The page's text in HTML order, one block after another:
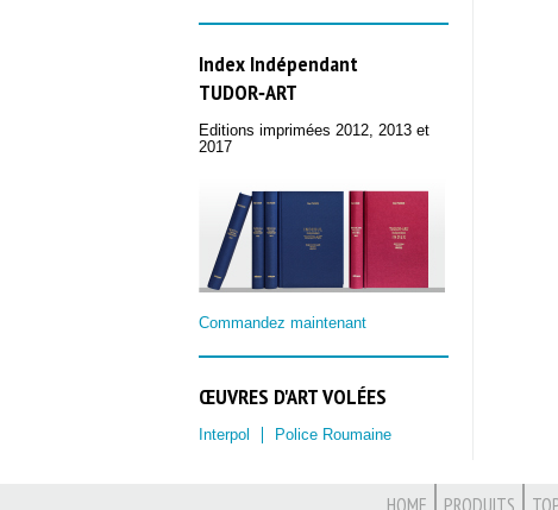
Index Indépendant
TUDOR‑ART
Editions imprimées 2012, 2013 et
2017
Commandez maintenant
ŒUVRES D'ART VOLÉES
Interpol Police Roumaine